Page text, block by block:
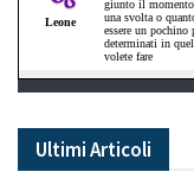
Ultimi Articoli